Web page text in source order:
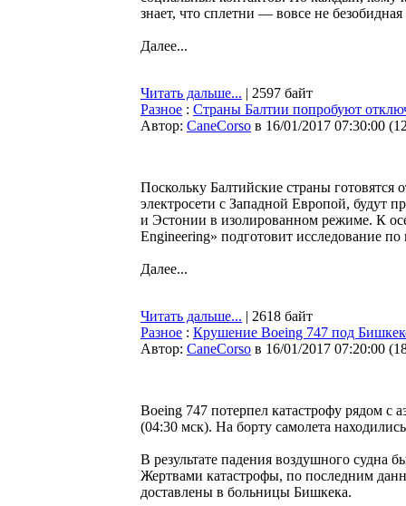
знает, что сплетни — вовсе не безобидная
Далее...
Читать дальше... | 2597 байт
Разное : Страны Балтии попробуют
Автор: CaneCorso в 16/01/2017 07:30:00 (
Поскольку Балтийские страны
электросети с Западной Европой, будут
и Эстонии в изолированном режиме. К
Engineering» подготовит исследование
Далее...
Читать дальше... | 2618 байт
Разное : Крушение Boeing 747 под
Автор: CaneCorso в 16/01/2017 07:20:00 (
Boeing 747 потерпел катастрофу рядом
(04:30 мск). На борту самолета
В результате падения воздушного
Жертвами катастрофы, по последним
доставлены в больницы Бишкека.